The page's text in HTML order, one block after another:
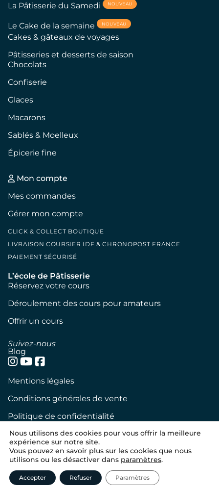
La Pâtisserie du Samedi
NOUVEAU
Le Cake de la semaine NOUVEAU
Cakes & gâteaux de voyages
Pâtisseries et desserts de saison
Chocolats
Confiserie
Glaces
Macarons
Sablés & Moelleux
Épicerie fine
Mon compte
Mes commandes
Gérer mon compte
CLICK & COLLECT BOUTIQUE
LIVRAISON COURSIER IDF & CHRONOPOST FRANCE
PAIEMENT SÉCURISÉ
L’école de Pâtisserie
Réservez votre cours
Déroulement des cours pour amateurs
Offrir un cours
Suivez-nous
Blog
Mentions légales
Conditions générales de vente
Politique de confidentialité
Politique de cookies
Tous droits réservés – Nicolas Bernardé
Conception WebExpress
Nous utilisons des cookies pour vous offrir la meilleure
expérience sur notre site.
Vous pouvez en savoir plus sur les cookies que nous
utilisons ou les désactiver dans paramètres.
Accepter Refuser Paramètres